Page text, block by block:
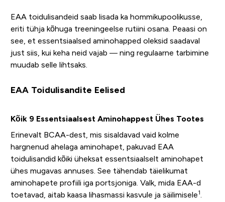
EAA toidulisandeid saab lisada ka hommikupoolikusse,
eriti tühja kõhuga treeningeelse rutiini osana. Peaasi on
see, et essentsiaalsed aminohapped oleksid saadaval
just siis, kui keha neid vajab — ning regulaarne tarbimine
muudab selle lihtsaks.
EAA Toidulisandite Eelised
Kõik 9 Essentsiaalsest Aminohappest Ühes Tootes
Erinevalt BCAA-dest, mis sisaldavad vaid kolme
hargnenud ahelaga aminohapet, pakuvad EAA
toidulisandid kõiki üheksat essentsiaalselt aminohapet
ühes mugavas annuses. See tähendab täielikumat
aminohapete profiili iga portsjoniga. Valk, mida EAA-d
toetavad, aitab kaasa lihasmassi kasvule ja säilimisele1.